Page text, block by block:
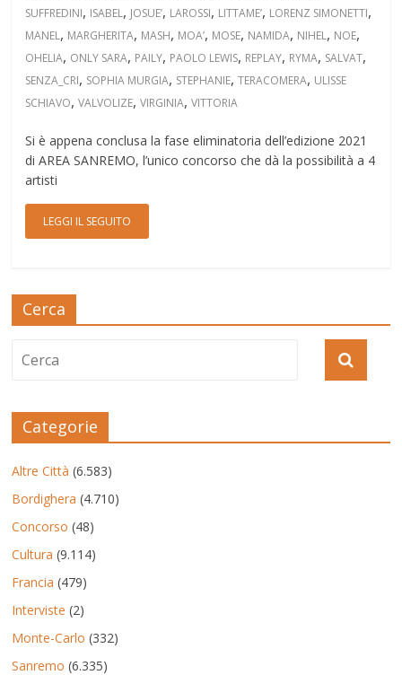
SUFFREDINI, ISABEL, JOSUE’, LAROSSI, LITTAME’, LORENZ SIMONETTI,
MANEL, MARGHERITA, MASH, MOA’, MOSE, NAMIDA, NIHEL, NOE,
OHELIA, ONLY SARA, PAILY, PAOLO LEWIS, REPLAY, RYMA, SALVAT,
SENZA_CRI, SOPHIA MURGIA, STEPHANIE,TERACOMERA, ULISSE
SCHIAVO,VALVOLIZE,VIRGINIA,VITTORIA
Si è appena conclusa la fase eliminatoria dell’edizione 2021
di AREA SANREMO, l’unico concorso che dà la possibilità a 4
artisti
LEGGI IL SEGUITO
Cerca
Categorie
Altre Città (6.583)
Bordighera (4.710)
Concorso (48)
Cultura (9.114)
Francia (479)
Interviste (2)
Monte-Carlo (332)
Sanremo (6.335)